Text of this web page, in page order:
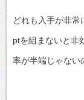
どれも入手が非
ptを組まないと非
率が半端じゃない